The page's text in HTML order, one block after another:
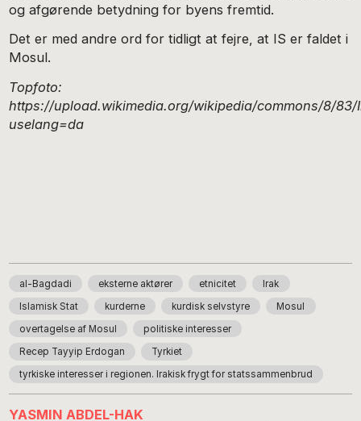
og afgørende betydning for byens fremtid.
Det er med andre ord for tidligt at fejre, at IS er faldet i
Mosul.
Topfoto:
https://upload.wikimedia.org/wikipedia/commons/8/83/
uselang=da
al-Bagdadi eksterne aktører etnicitet Irak
Islamisk Stat kurderne kurdisk selvstyre Mosul
overtagelse af Mosul politiske interesser
Recep Tayyip Erdogan Tyrkiet
tyrkiske interesser i regionen. Irakisk frygt for statssammenbrud
YASMIN ABDEL-HAK